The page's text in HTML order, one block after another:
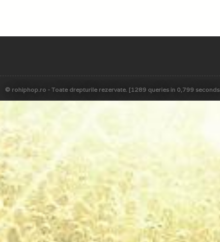
© rohiphop.ro - Toate drepturile rezervate. [1289 queries in 0,799